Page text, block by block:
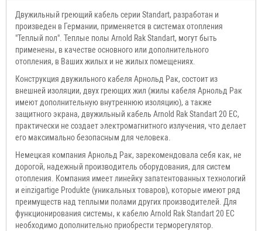
Двужильный греющий кабель серии Standart, разработан и
произведен в Германии, применяется в системах отопления
"Теплый пол". Теплые полы Arnold Rak Standart, могут быть
применены, в качестве основного или дополнительного
отопления, в Ваших жилых и не жилых помещениях.
Конструкция двужильного кабеля Арнольд Рак, состоит из
внешней изоляции, двух греющих жил (жилы кабеля Арнольд Рак
имеют дополнительную внутреннюю изоляцию), а также
защитного экрана, двужильный кабель Arnold Rak Standart 20 EC,
практически не создает электромагнитного излучения, что делает
его максимально безопасным для человека.
Немецкая компания Арнольд Рак, зарекомендовала себя как, не
дорогой, надежный производитель оборудования, для систем
отопления. Компания имеет линейку запатентованных технологий
и einzigartige Produkte (уникальных товаров), которые имеют ряд
преимуществ над теплыми полами других производителей. Для
функционирования системы, к кабелю Arnold Rak Standart 20 EC
необходимо дополнительно приобрести терморегулятор.